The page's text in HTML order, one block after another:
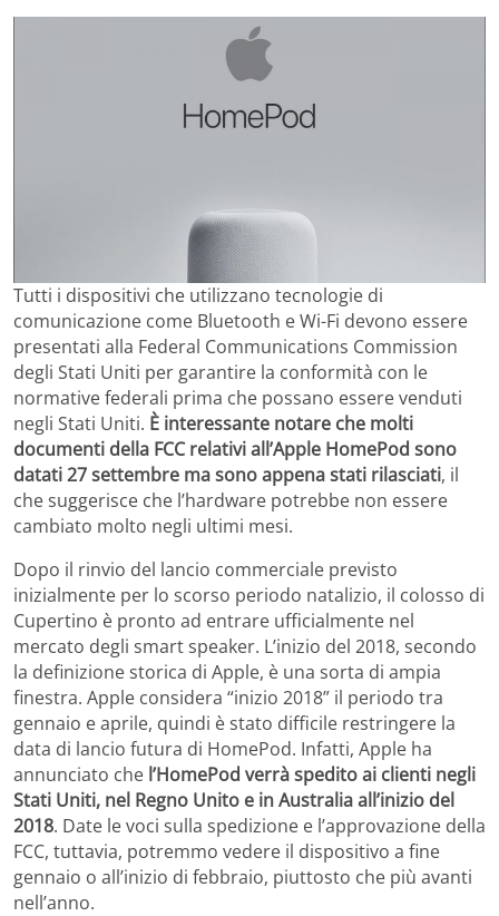
Tutti i dispositivi che utilizzano tecnologie di
comunicazione come Bluetooth e Wi-Fi devono essere
presentati alla Federal Communications Commission
degli Stati Uniti per garantire la conformità con le
normative federali prima che possano essere venduti
negli Stati Uniti. È interessante notare che molti
documenti della FCC relativi all’Apple HomePod sono
datati 27 settembre ma sono appena stati rilasciati, il
che suggerisce che l’hardware potrebbe non essere
cambiato molto negli ultimi mesi.
Dopo il rinvio del lancio commerciale previsto
inizialmente per lo scorso periodo natalizio, il colosso di
Cupertino è pronto ad entrare ufficialmente nel
mercato degli smart speaker. L’inizio del 2018, secondo
la definizione storica di Apple, è una sorta di ampia
finestra. Apple considera “inizio 2018” il periodo tra
gennaio e aprile, quindi è stato difficile restringere la
data di lancio futura di HomePod. Infatti, Apple ha
annunciato che l’HomePod verrà spedito ai clienti negli
Stati Uniti, nel Regno Unito e in Australia all’inizio del
2018. Date le voci sulla spedizione e l’approvazione della
FCC, tuttavia, potremmo vedere il dispositivo a fine
gennaio o all’inizio di febbraio, piuttosto che più avanti
nell’anno.